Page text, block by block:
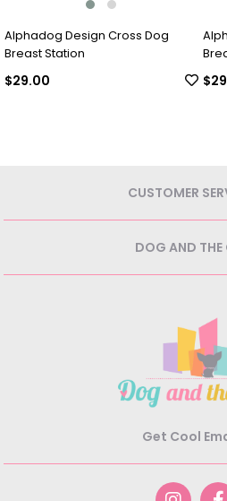
Alphadog Design Cross Dog
Breast Station
$29.00
CUSTOMER
DOG AND THE
Get Cool